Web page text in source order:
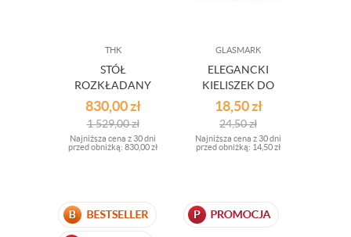
THK
STÓŁ
ROZKŁADANY
MIODOWY DĄB
OUTLET
830,00zł
1 529,00zł
Najniższa cena z 30 dni
przed obniżką: 830,00 zł
GLASMARK
ELEGANCKI
KIELISZEK DO
WINA BLACK
GALAXY 300 ML
18,50zł
24,50zł
Najniższa cena z 30 dni
przed obniżką: 14,50 zł